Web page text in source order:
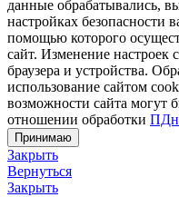
данные обрабатывались,
настройках безопасности
помощью которого
сайт. Изменение настроек
браузера и устройства.
использование сайтом
возможности сайта могут
отношении обработки ПДн
Принимаю
Закрыть
Вернуться
Закрыть